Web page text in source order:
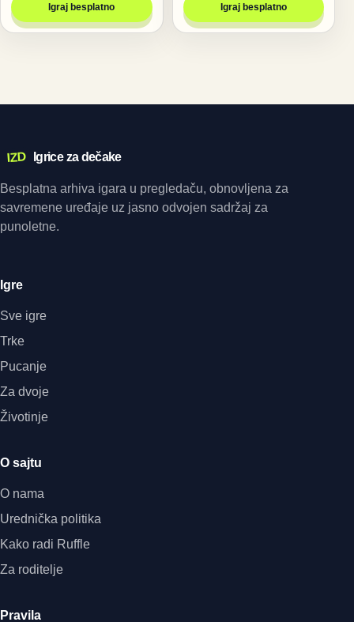
Igraj besplatno Igraj besplatno
IZD Igrice za dečake
Besplatna arhiva igara u pregledaču, obnovljena za
savremene uređaje uz jasno odvojen sadržaj za
punoletne.
Igre
Sve igre
Trke
Pucanje
Za dvoje
Životinje
O sajtu
O nama
Urednička politika
Kako radi Ruffle
Za roditelje
Pravila